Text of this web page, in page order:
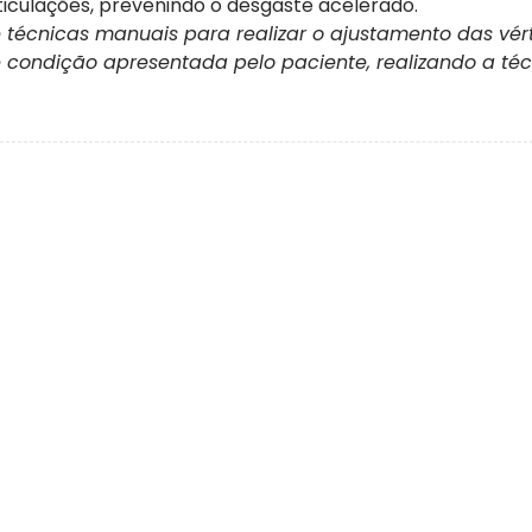
prevenindo o desgaste acelerado.
manuais para realizar o ajustamento das
apresentada pelo paciente, realizando a